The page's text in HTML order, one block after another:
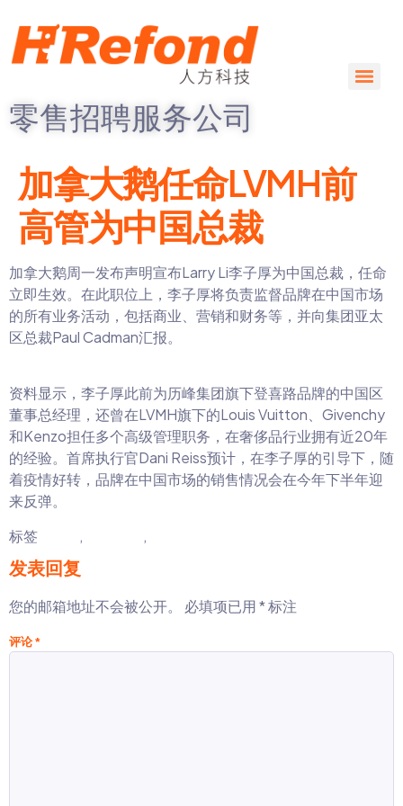
零售招聘服务公司
加拿大鹅任命LVMH前
高管为中国总裁
加拿大鹅周一发布声明宣布Larry Li李子厚为中国总裁，任命
立即生效。在此职位上，李子厚将负责监督品牌在中国市场
的所有业务活动，包括商业、营销和财务等，并向集团亚太
区总裁Paul Cadman汇报。
资料显示，李子厚此前为历峰集团旗下登喜路品牌的中国区
董事总经理，还曾在LVMH旗下的Louis Vuitton、Givenchy
和Kenzo担任多个高级管理职务，在奢侈品行业拥有近20年
的经验。首席执行官Dani Reiss预计，在李子厚的引导下，随
着疫情好转，品牌在中国市场的销售情况会在今年下半年迎
来反弹。
标签
, ,
发表回复
您的邮箱地址不会被公开。 必填项已用*标注
评论*